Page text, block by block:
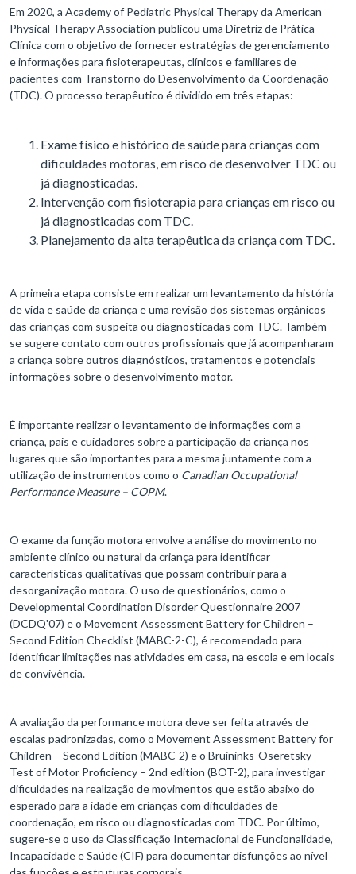
Em 2020, a Academy of Pediatric Physical Therapy da American
Physical Therapy Association publicou uma Diretriz de Prática
Clínica com o objetivo de fornecer estratégias de gerenciamento
e informações para fisioterapeutas, clínicos e familiares de
pacientes com Transtorno do Desenvolvimento da Coordenação
(TDC). O processo terapêutico é dividido em três etapas:
Exame físico e histórico de saúde para crianças com
dificuldades motoras, em risco de desenvolver TDC ou
já diagnosticadas.
Intervenção com fisioterapia para crianças em risco ou
já diagnosticadas com TDC.
Planejamento da alta terapêutica da criança com TDC.
A primeira etapa consiste em realizar um levantamento da história
de vida e saúde da criança e uma revisão dos sistemas orgânicos
das crianças com suspeita ou diagnosticadas com TDC. Também
se sugere contato com outros profissionais que já acompanharam
a criança sobre outros diagnósticos, tratamentos e potenciais
informações sobre o desenvolvimento motor.
É importante realizar o levantamento de informações com a
criança, pais e cuidadores sobre a participação da criança nos
lugares que são importantes para a mesma juntamente com a
utilização de instrumentos como o Canadian Occupational
Performance Measure – COPM.
O exame da função motora envolve a análise do movimento no
ambiente clínico ou natural da criança para identificar
características qualitativas que possam contribuir para a
desorganização motora. O uso de questionários, como o
Developmental Coordination Disorder Questionnaire 2007
(DCDQ'07) e o Movement Assessment Battery for Children –
Second Edition Checklist (MABC-2-C), é recomendado para
identificar limitações nas atividades em casa, na escola e em locais
de convivência.
A avaliação da performance motora deve ser feita através de
escalas padronizadas, como o Movement Assessment Battery for
Children – Second Edition (MABC-2) e o Bruininks-Oseretsky
Test of Motor Proficiency – 2nd edition (BOT-2), para investigar
dificuldades na realização de movimentos que estão abaixo do
esperado para a idade em crianças com dificuldades de
coordenação, em risco ou diagnosticadas com TDC. Por último,
sugere-se o uso da Classificação Internacional de Funcionalidade,
Incapacidade e Saúde (CIF) para documentar disfunções ao nível